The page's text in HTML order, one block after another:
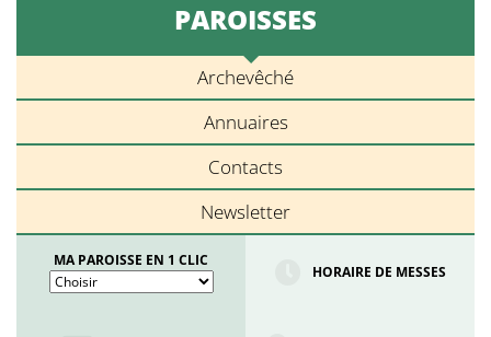
PAROISSES
Archevêché
Annuaires
Contacts
Newsletter
MA PAROISSE EN 1 CLIC
HORAIRE DE MESSES